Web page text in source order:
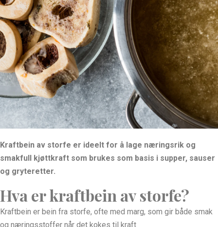
Kraftbein av storfe er ideelt for å lage næringsrik og
smakfull kjøttkraft som brukes som basis i supper, sauser
og gryteretter.
Hva er kraftbein av storfe?
Kraftbein er bein fra storfe, ofte med marg, som gir både smak
og næringsstoffer når det kokes til kraft